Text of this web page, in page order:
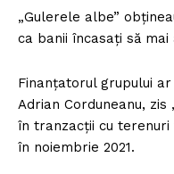
„Gulerele albe”
ca banii încasați să
Finanțatorul grupului
Adrian Corduneanu, zis
în tranzacții cu terenuri
în noiembrie 2021.